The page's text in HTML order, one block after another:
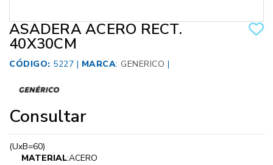
ASADERA ACERO RECT.
40X30CM
CÓDIGO: 5227 | MARCA: GENERICO |
Consultar
(UxB=60)
MATERIAL:ACERO